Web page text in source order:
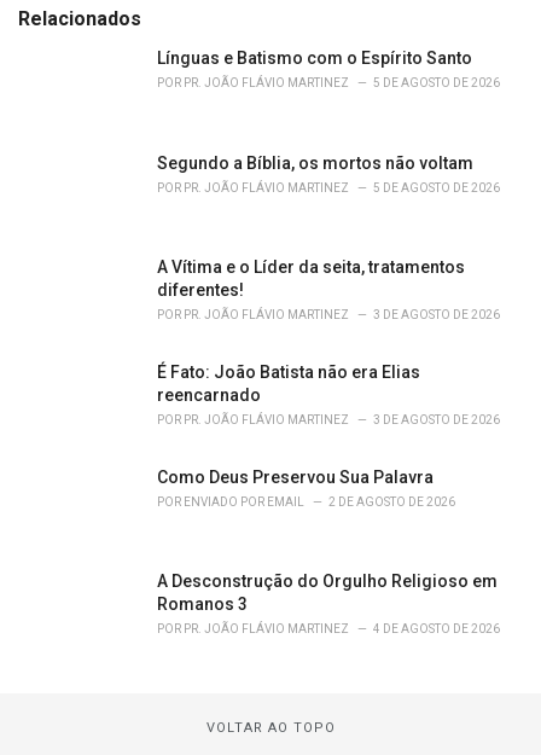
g
Relacionados
Línguas e Batismo com o Espírito Santo
POR PR. JOÃO FLÁVIO MARTINEZ 5 DE AGOSTO DE 2026
Segundo a Bíblia, os mortos não voltam
POR PR. JOÃO FLÁVIO MARTINEZ 5 DE AGOSTO DE 2026
A Vítima e o Líder da seita, tratamentos
diferentes!
POR PR. JOÃO FLÁVIO MARTINEZ 3 DE AGOSTO DE 2026
É Fato: João Batista não era Elias
reencarnado
POR PR. JOÃO FLÁVIO MARTINEZ 3 DE AGOSTO DE 2026
Como Deus Preservou Sua Palavra
POR ENVIADO POR EMAIL 2 DE AGOSTO DE 2026
A Desconstrução do Orgulho Religioso em
Romanos 3
POR PR. JOÃO FLÁVIO MARTINEZ 4 DE AGOSTO DE 2026
VOLTAR AO TOPO